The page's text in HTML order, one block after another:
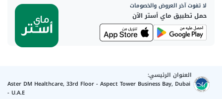
لا تفوت آخر العروض والخصومات
حمل تطبيق ماي أستر الآن
العنوان الرئيسي:
Aster DM Healthcare, 33rd Floor - Aspect Tower Business Bay, Dubai
- U.A.E